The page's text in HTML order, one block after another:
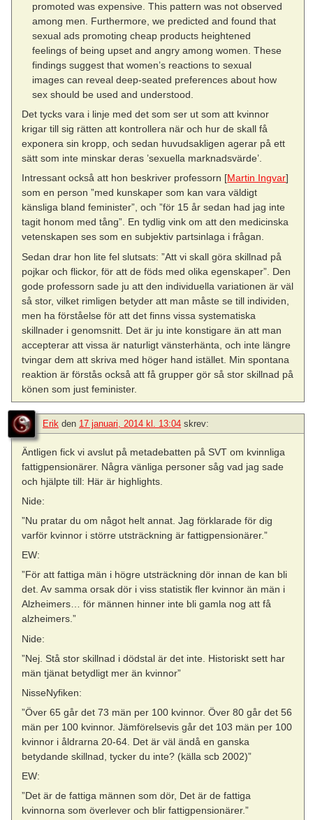
promoted was expensive. This pattern was not observed
among men. Furthermore, we predicted and found that
sexual ads promoting cheap products heightened
feelings of being upset and angry among women. These
findings suggest that women’s reactions to sexual
images can reveal deep-seated preferences about how
sex should be used and understood.
Det tycks vara i linje med det som ser ut som att kvinnor
krigar till sig rätten att kontrollera när och hur de skall få
exponera sin kropp, och sedan huvudsakligen agerar på ett
sätt som inte minskar deras ’sexuella marknadsvärde’.
Intressant också att hon beskriver professorn [Martin Ingvar]
som en person ”med kunskaper som kan vara väldigt
känsliga bland feminister”, och ”för 15 år sedan had jag inte
tagit honom med tång”. En tydlig vink om att den medicinska
vetenskapen ses som en subjektiv partsinlaga i frågan.
Sedan drar hon lite fel slutsats: ”Att vi skall göra skillnad på
pojkar och flickor, för att de föds med olika egenskaper”. Den
gode professorn sade ju att den individuella variationen är väl
så stor, vilket rimligen betyder att man måste se till individen,
men ha förståelse för att det finns vissa systematiska
skillnader i genomsnitt. Det är ju inte konstigare än att man
accepterar att vissa är naturligt vänsterhänta, och inte längre
tvingar dem att skriva med höger hand istället. Min spontana
reaktion är förstås också att få grupper gör så stor skillnad på
könen som just feminister.
Erik den 17 januari, 2014 kl. 13:04 skrev:
Äntligen fick vi avslut på metadebatten på SVT om kvinnliga
fattigpensionärer. Några vänliga personer såg vad jag sade
och hjälpte till: Här är highlights.
Nide:
”Nu pratar du om något helt annat. Jag förklarade för dig
varför kvinnor i större utsträckning är fattigpensionärer.”
EW:
”För att fattiga män i högre utsträckning dör innan de kan bli
det. Av samma orsak dör i viss statistik fler kvinnor än män i
Alzheimers… för männen hinner inte bli gamla nog att få
alzheimers.”
Nide:
”Nej. Stå stor skillnad i dödstal är det inte. Historiskt sett har
män tjänat betydligt mer än kvinnor”
NisseNyfiken:
”Över 65 går det 73 män per 100 kvinnor. Över 80 går det 56
män per 100 kvinnor. Jämförelsevis går det 103 män per 100
kvinnor i åldrarna 20-64. Det är väl ändå en ganska
betydande skillnad, tycker du inte? (källa scb 2002)”
EW:
”Det är de fattiga männen som dör, Det är de fattiga
kvinnorna som överlever och blir fattigpensionärer.”